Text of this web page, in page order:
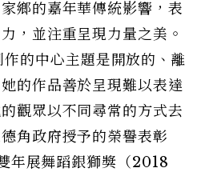
鄉的嘉年華傳統影響，表
，並注重呈現力量之美。
中心主題是開放的、離
的作品善於呈現難以表達
觀眾以不同尋常的方式去
角政府授予的榮譽表彰
年展舞蹈銀獅獎（2018